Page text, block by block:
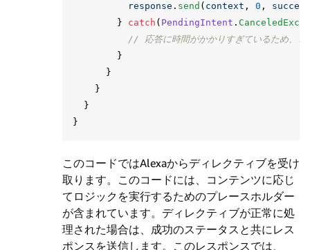
response . send ( context , 0 ,
success
}
catch ( PendingIntent .
// 応答に時間がかかりすぎているため、ロ
}
}
}
}
}
このコードではAlexaからディレクティブを受け
取ります。このコードには、コンテンツに応じ
てロジックを実行するためのプレースホルダー
が含まれています。ディレクティブが正常に処
理された場合は、成功のステータスと共にレス
ポンスを送信します。このレスポンスでは、